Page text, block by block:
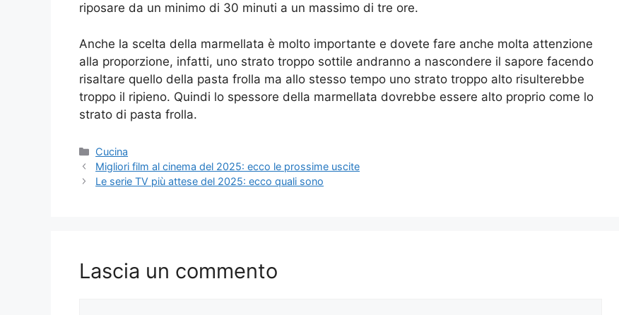
riposare da un minimo di 30 minuti a un massimo di tre ore.
Anche la scelta della marmellata è molto importante e dovete fare anche molta attenzione
alla proporzione, infatti, uno strato troppo sottile andranno a nascondere il sapore facendo
risaltare quello della pasta frolla ma allo stesso tempo uno strato troppo alto risulterebbe
troppo il ripieno. Quindi lo spessore della marmellata dovrebbe essere alto proprio come lo
strato di pasta frolla.
Categorie
Cucina
Migliori film al cinema del 2025: ecco le prossime uscite
Le serie TV più attese del 2025: ecco quali sono
Lascia un commento